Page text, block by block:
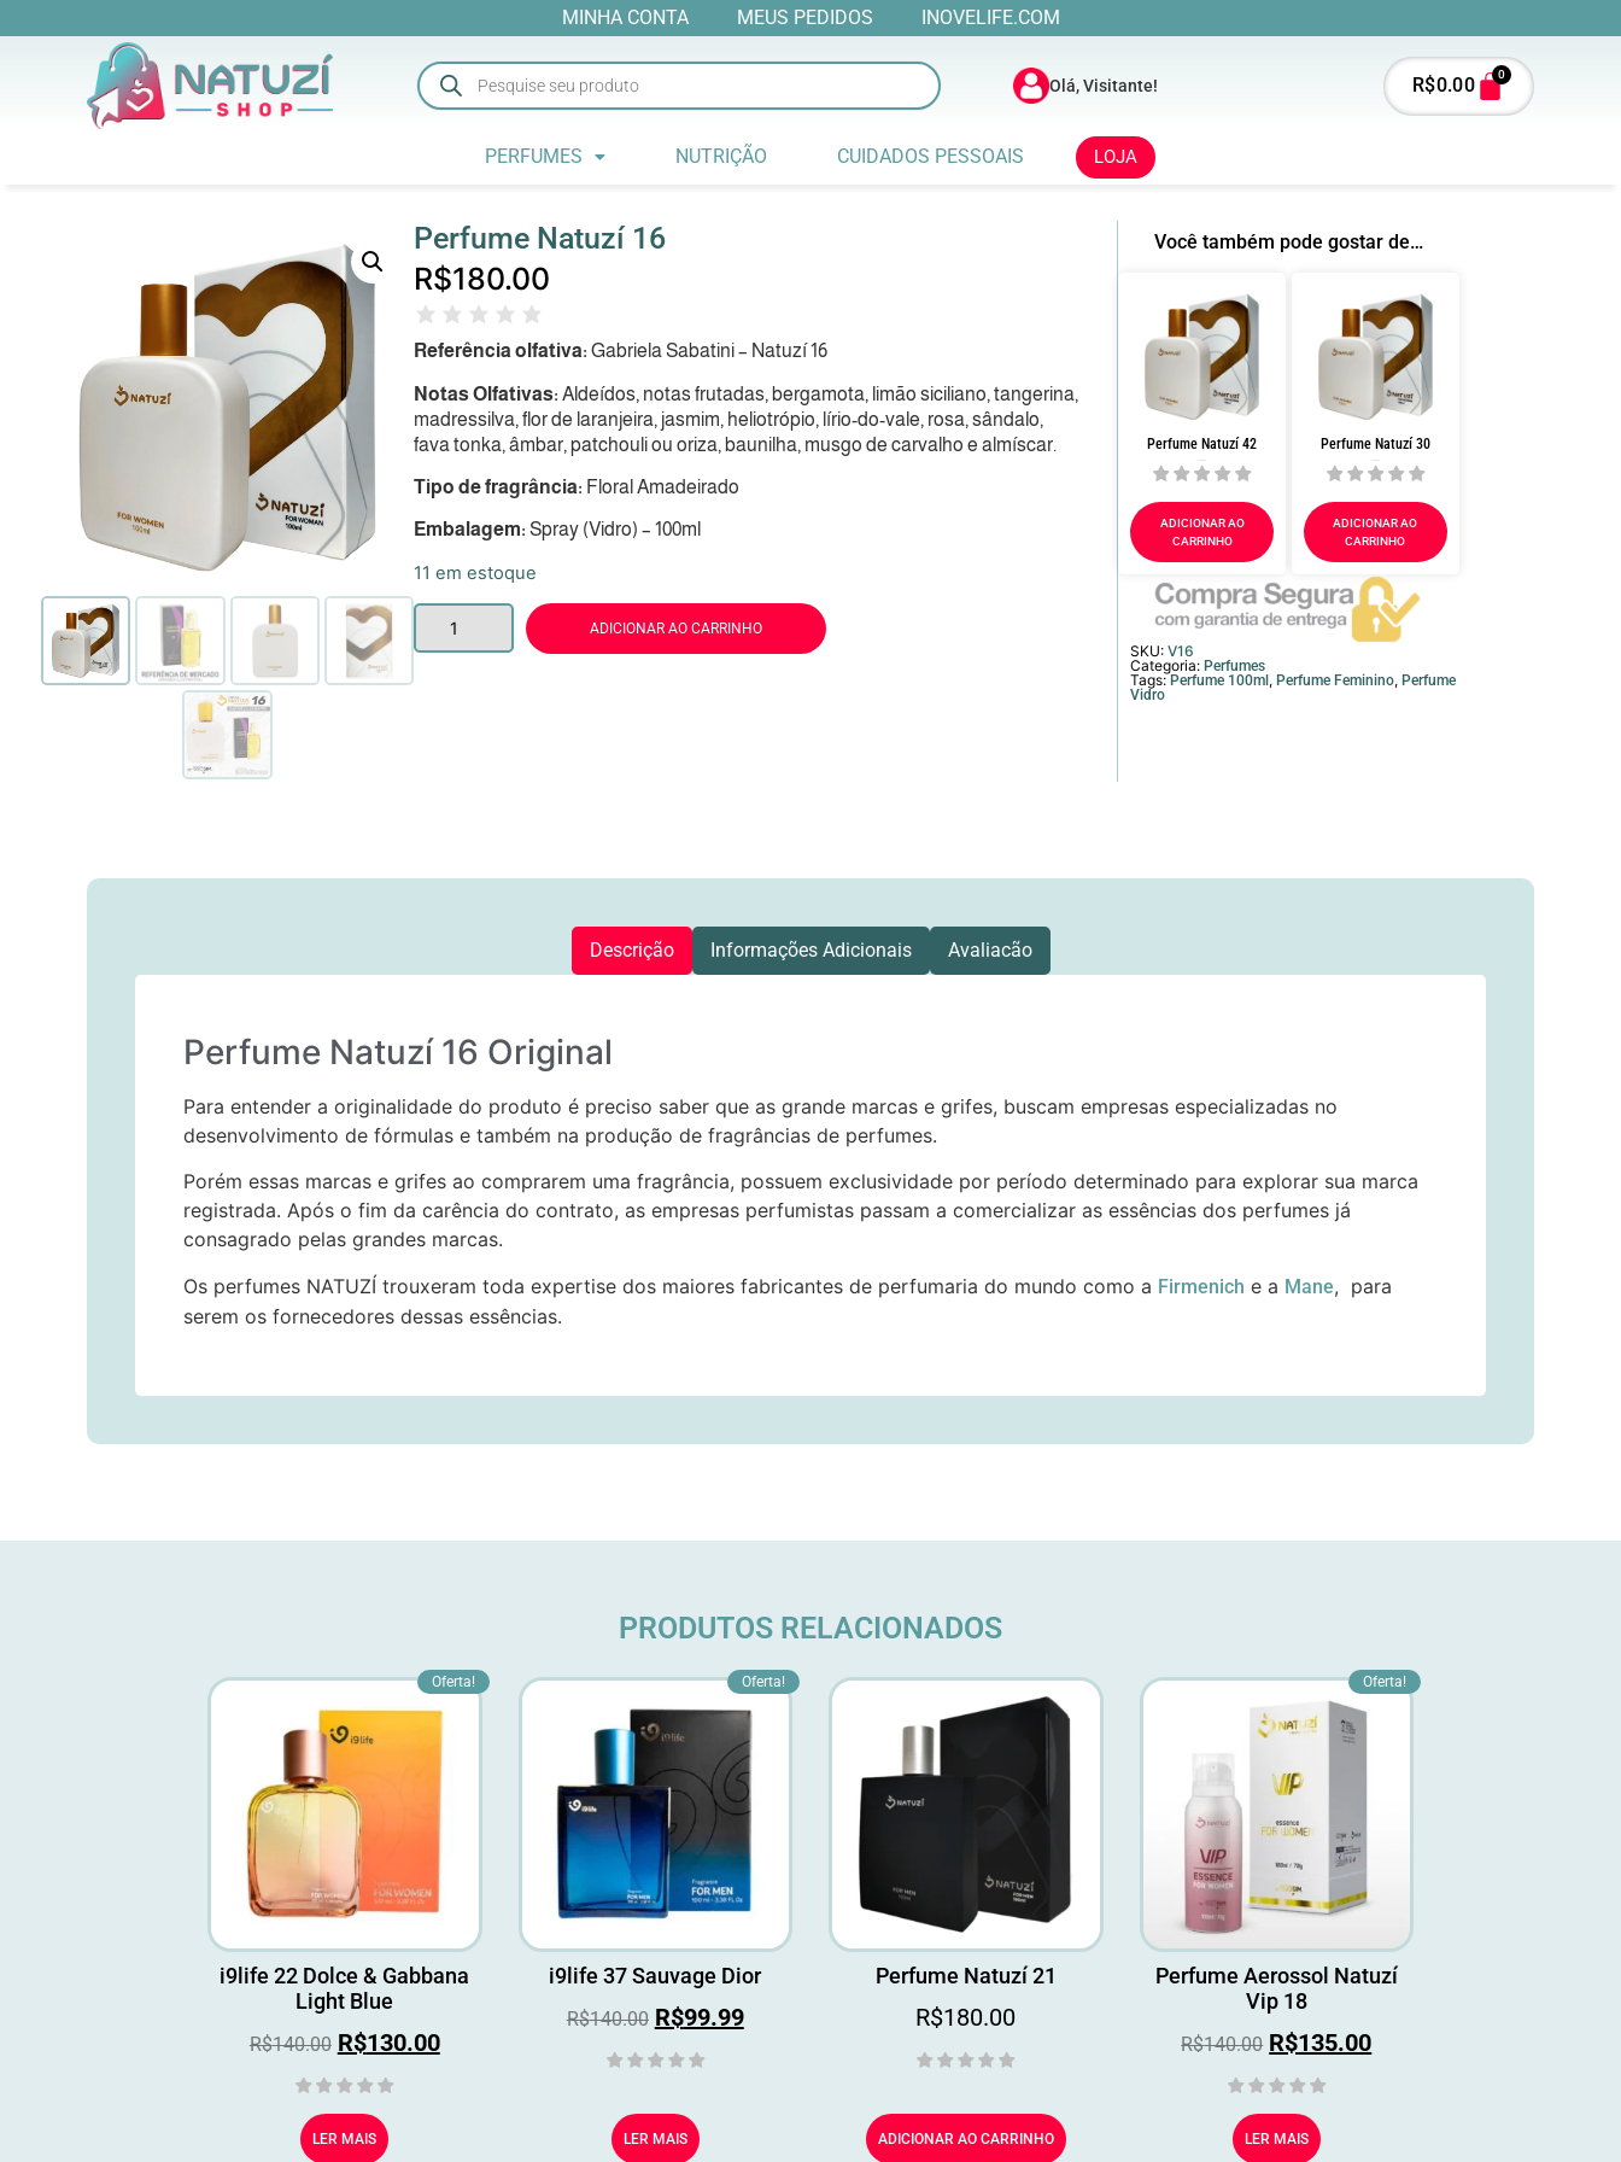
MINHA CONTA MEUS PEDIDOS INOVELIFE.COM
Olá, Visitante! R$0.00 0
PERFUMES NUTRIÇÃO CUIDADOS PESSOAIS LOJA
Perfume Natuzí 16
R$180.00
Referência olfativa: Gabriela Sabatini – Natuzí 16
Notas Olfativas: Aldeídos, notas frutadas, bergamota, limão siciliano, tangerina,
madressilva, flor de laranjeira, jasmim, heliotrópio, lírio-do-vale, rosa, sândalo,
fava tonka, âmbar, patchouli ou oriza, baunilha, musgo de carvalho e almíscar.
Tipo de fragrância: Floral Amadeirado
Embalagem: Spray (Vidro) – 100ml
11 em estoque
ADICIONAR AO CARRINHO
Você também pode gostar de…
Perfume Natuzí 42
ADICIONAR AO
CARRINHO
Perfume Natuzí 30
ADICIONAR AO
CARRINHO
SKU:V16
Categoria:Perfumes
Tags:Perfume 100ml ,Perfume Feminino,Perfume
Vidro
Descrição Informações Adicionais Avaliacão
Perfume Natuzí 16 Original
Para entender a originalidade do produto é preciso saber que as grande marcas e grifes, buscam empresas especializadas no
desenvolvimento de fórmulas e também na produção de fragrâncias de perfumes.
Porém essas marcas e grifes ao comprarem uma fragrância, possuem exclusividade por período determinado para explorar sua marca
registrada. Após o fim da carência do contrato, as empresas perfumistas passam a comercializar as essências dos perfumes já
consagrado pelas grandes marcas.
Os perfumes NATUZÍ trouxeram toda expertise dos maiores fabricantes de perfumaria do mundo como a Firmenich e a Mane, para
serem os fornecedores dessas essências.
PRODUTOS RELACIONADOS
Oferta!
i9life 22 Dolce & Gabbana
Light Blue
R$140.00 R$130.00
LER MAIS
Oferta!
i9life 37 Sauvage Dior
R$140.00 R$99.99
LER MAIS
Perfume Natuzí 21
R$180.00
ADICIONAR AO CARRINHO
Oferta!
Perfume Aerossol Natuzí
Vip 18
R$140.00 R$135.00
LER MAIS